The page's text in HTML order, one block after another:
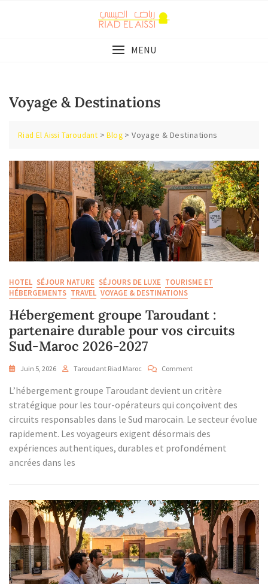
MENU
Voyage & Destinations
Riad El Aissi Taroudant >Blog >Voyage & Destinations
HOTEL SÉJOUR NATURE SÉJOURS DE LUXE TOURISME ET
HÉBERGEMENTS TRAVEL VOYAGE & DESTINATIONS
Hébergement groupe Taroudant :
partenaire durable pour vos circuits
Sud-Maroc 2026-2027
Juin 5, 2026 Taroudant Riad Maroc CommentOn
Groupe
Taroudant
Partenaire
Durable
Pour
2026-
2027
L’hébergement groupe Taroudant devient un critère
stratégique pour les tour-opérateurs qui conçoivent des
circuits responsables dans le Sud marocain. Le secteur évolue
rapidement. Les voyageurs exigent désormais des
expériences authentiques, durables et profondément
ancrées dans les